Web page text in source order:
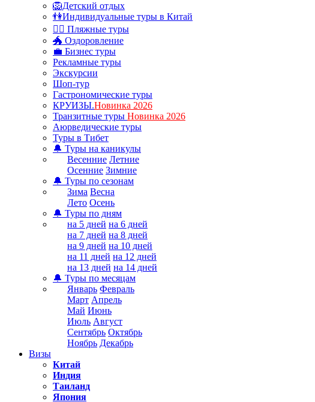
🦁Детский отдых
👫Индивидуальные туры в Китай
🏊‍♂ Пляжные туры
🐲 Оздоровление
💼 Бизнес туры
Рекламные туры
Экскурсии
Шоп-тур
Гастрономические туры
КРУИЗЫ.Новинка 2026
Транзитные туры Новинка 2026
Аюрведические туры
Туры в Тибет
🔔 Туры на каникулы
Весенние Летние
Осенние Зимние
🔔 Туры по сезонам
Зима Весна
Лето Осень
🔔 Туры по дням
на 5 дней на 6 дней
на 7 дней на 8 дней
на 9 дней на 10 дней
на 11 дней на 12 дней
на 13 дней на 14 дней
🔔 Туры по месяцам
Январь Февраль
Март Апрель
Май Июнь
Июль Август
Сентябрь Октябрь
Ноябрь Декабрь
Визы
Китай
Индия
Таиланд
Япония